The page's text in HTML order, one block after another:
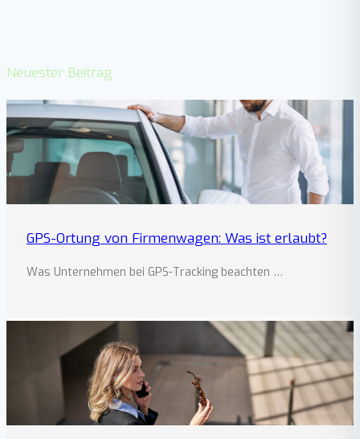
Neuester Beitrag
GPS-Ortung von Firmenwagen: Was ist erlaubt?
Was Unternehmen bei GPS-Tracking beachten …